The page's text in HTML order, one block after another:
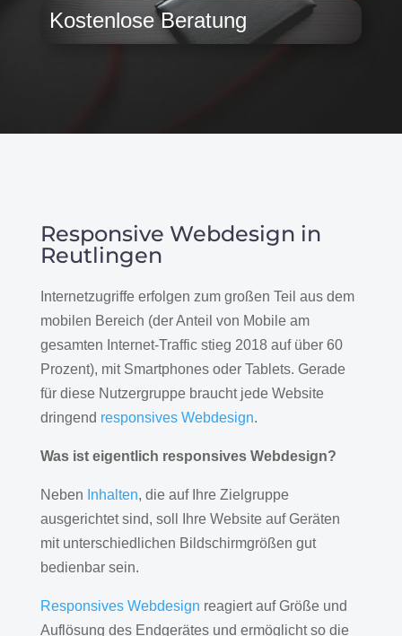
Kostenlose Beratung
Responsive Webdesign in
Reutlingen
Internetzugriffe erfolgen zum großen Teil aus dem
mobilen Bereich (der Anteil von Mobile am
gesamten Internet-Traffic stieg 2018 auf über 60
Prozent), mit Smartphones oder Tablets. Gerade
für diese Nutzergruppe braucht jede Website
dringend responsives Webdesign.
Was ist eigentlich responsives Webdesign?
Neben Inhalten, die auf Ihre Zielgruppe
ausgerichtet sind, soll Ihre Website auf Geräten
mit unterschiedlichen Bildschirmgrößen gut
bedienbar sein.
Responsives Webdesign reagiert auf Größe und
Auflösung des Endgerätes und ermöglicht so die